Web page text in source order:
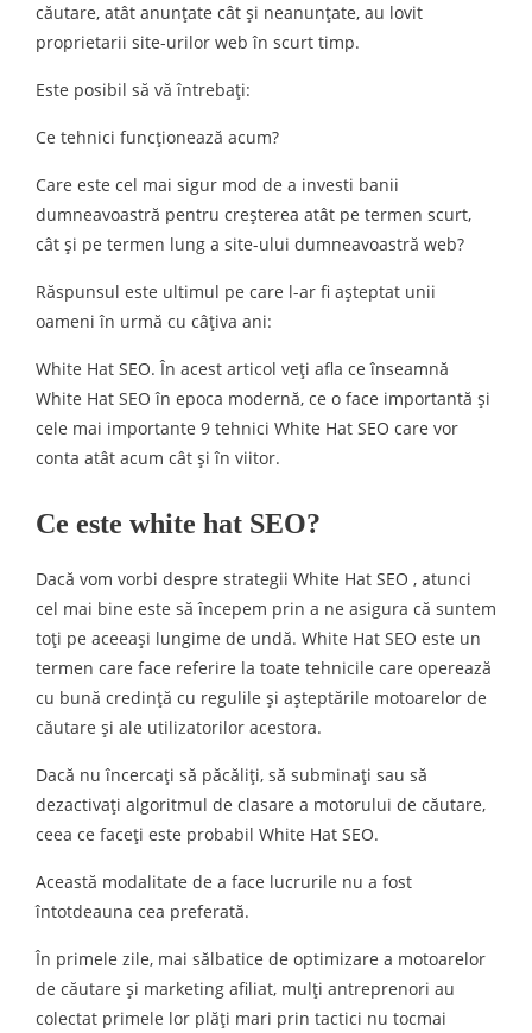
căutare, atât anunțate cât și neanunțate, au lovit
proprietarii site-urilor web în scurt timp.
Este posibil să vă întrebați:
Ce tehnici funcționează acum?
Care este cel mai sigur mod de a investi banii
dumneavoastră pentru creșterea atât pe termen scurt,
cât și pe termen lung a site-ului dumneavoastră web?
Răspunsul este ultimul pe care l-ar fi așteptat unii
oameni în urmă cu câțiva ani:
White Hat SEO. În acest articol veți afla ce înseamnă
White Hat SEO în epoca modernă, ce o face importantă și
cele mai importante 9 tehnici White Hat SEO care vor
conta atât acum cât și în viitor.
Ce este white hat SEO?
Dacă vom vorbi despre strategii White Hat SEO , atunci
cel mai bine este să începem prin a ne asigura că suntem
toți pe aceeași lungime de undă. White Hat SEO este un
termen care face referire la toate tehnicile care operează
cu bună credință cu regulile și așteptările motoarelor de
căutare și ale utilizatorilor acestora.
Dacă nu încercați să păcăliți, să subminați sau să
dezactivați algoritmul de clasare a motorului de căutare,
ceea ce faceți este probabil White Hat SEO.
Această modalitate de a face lucrurile nu a fost
întotdeauna cea preferată.
În primele zile, mai sălbatice de optimizare a motoarelor
de căutare și marketing afiliat, mulți antreprenori au
colectat primele lor plăți mari prin tactici nu tocmai